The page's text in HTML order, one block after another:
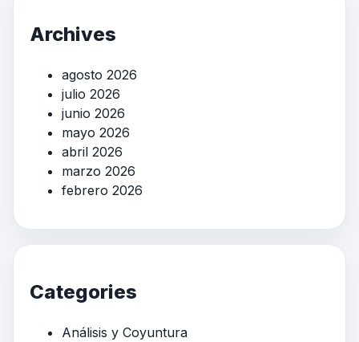
Archives
agosto 2026
julio 2026
junio 2026
mayo 2026
abril 2026
marzo 2026
febrero 2026
Categories
Análisis y Coyuntura